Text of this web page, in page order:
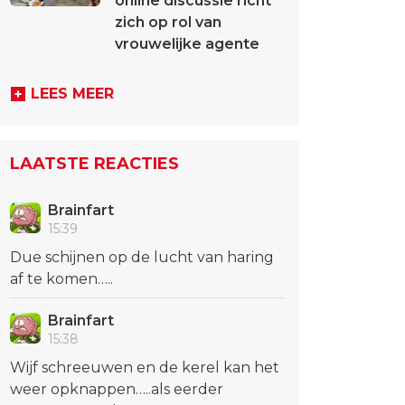
zich op rol van
vrouwelijke agente
LEES MEER
LAATSTE REACTIES
Brainfart
15:39
Due schijnen op de lucht van haring
af te komen…..
Brainfart
15:38
Wijf schreeuwen en de kerel kan het
weer opknappen…..als eerder